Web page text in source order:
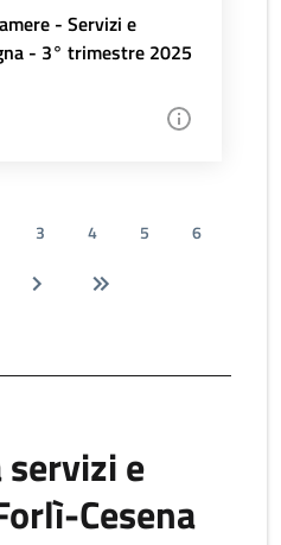
- Servizi e
- 3° trimestre 2025
3 4 5
6
e
Cesena